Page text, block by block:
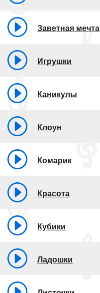
Заветная мечта
Игрушки
Каникулы
Клоун
Комарик
Красота
Кубики
Ладошки